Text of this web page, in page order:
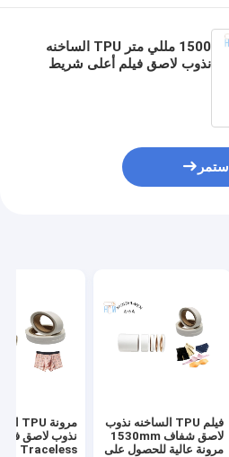
1500 مللي متر TPU الساخنه
نذوب لاصق فيلم أعلى شريط
استمر
فيلم TPU الساخنه نذوب
لاصق شفاف 1530mm
مرونة عالية للحصول على
نذوب لاصق